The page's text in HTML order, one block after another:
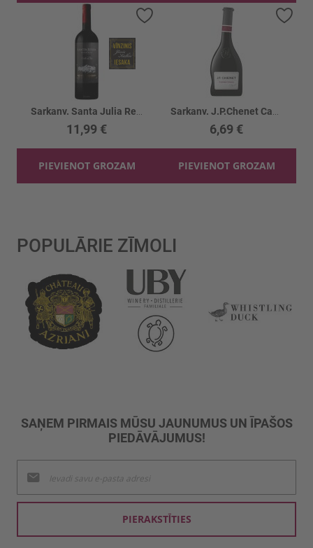
11,99 €
PIEVIENOT GROZAM
Pievienot vēlmju sarakstam
6,69 €
PIEVIENOT GROZAM
POPULĀRIE ZĪMOLI
SAŅEM PIRMAIS MŪSU JAUNUMUS UN ĪPAŠOS
PIEDĀVĀJUMUS!
jaunumu
saņemšanai:
PIERAKSTĪTIES